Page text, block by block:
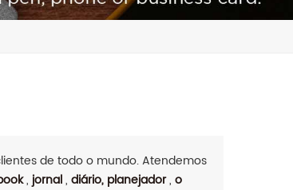
de todo o mundo. Atendemos
, jornal, diário, planejador, o